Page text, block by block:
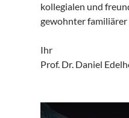
kollegialen und
gewohnter familiärer
Ihr
Prof. Dr. Daniel